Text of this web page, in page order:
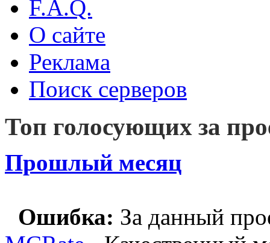
F.A.Q.
О сайте
Реклама
Поиск серверов
Топ голосующих за
Прошлый месяц
Ошибка: За данный